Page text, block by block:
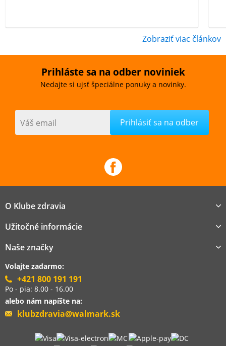
Zobraziť viac článkov
Prihláste sa na odber noviniek
Nedajte si ujsť špeciálne ponuky a novinky.
Váš email
O Klube zdravia
Užitočné informácie
Naše značky
Volajte zadarmo:
+421 800 191 191
Po - pia: 8.00 - 16.00
alebo nám napíšte na:
klubzdravia@walmark.sk